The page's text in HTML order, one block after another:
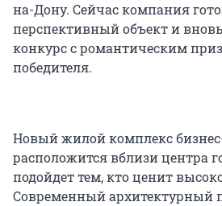
на-Дону. Сейчас компания
перспективный объект и
конкурс с романтическим
победителя.
Новый жилой комплекс
расположится вблизи центра
подойдет тем, кто ценит
Современный архитектурный